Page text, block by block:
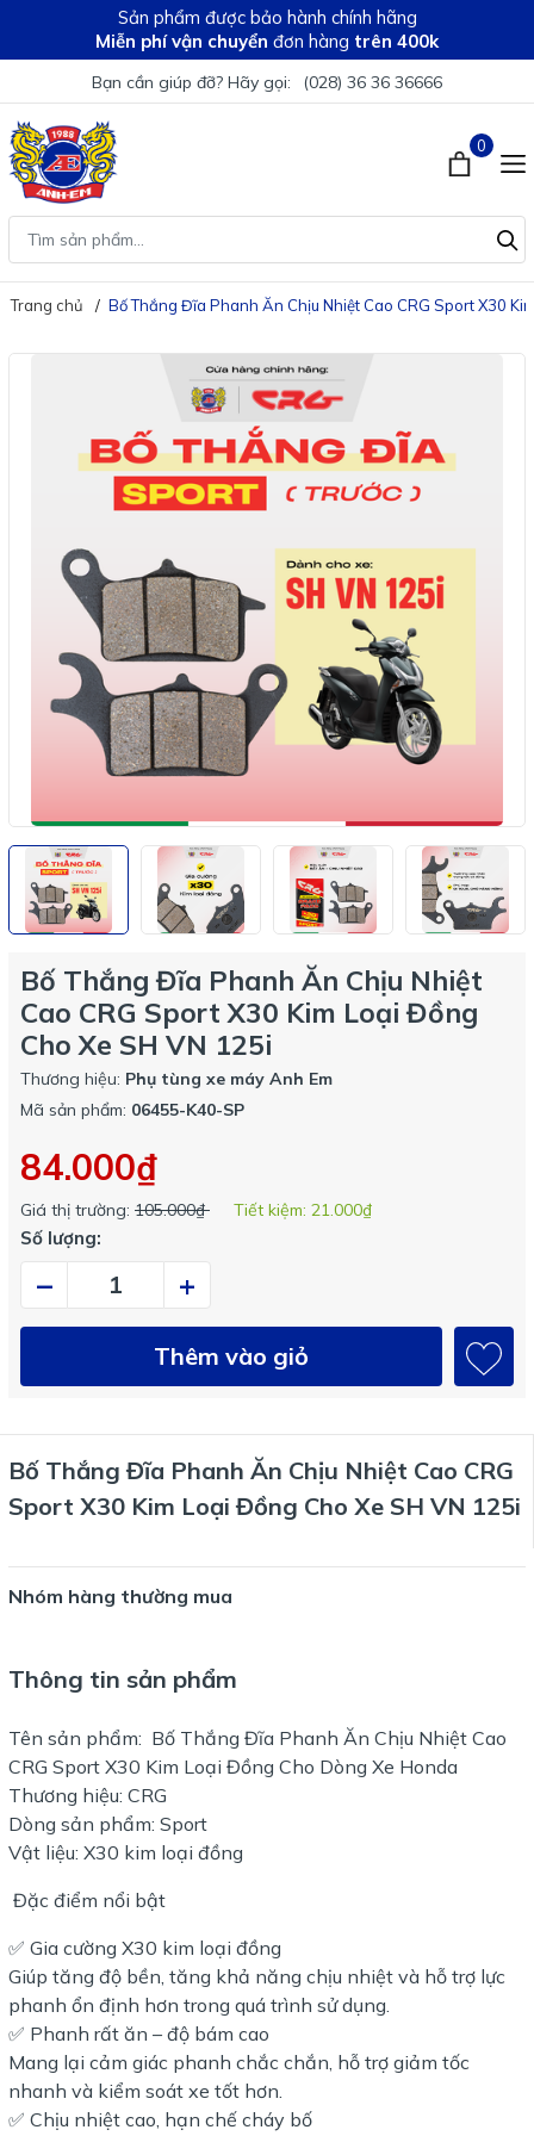
Sản phẩm được bảo hành chính hãng
Miễn phí vận chuyển đơn hàng trên 400k
Bạn cần giúp đỡ? Hãy gọi: (028) 36 36 36666
0
Trang chủ Bố Thắng Đĩa Phanh Ăn Chịu Nhiệt Cao CRG Sport X30
Bố Thắng Đĩa Phanh Ăn Chịu Nhiệt
Cao CRG Sport X30 Kim Loại Đồng
Cho Xe SH VN 125i
Thương hiệu: Phụ tùng xe máy Anh Em
Mã sản phẩm: 06455-K40-SP
84.000₫
Giá thị trường: 105.000₫ Tiết kiệm: 21.000₫
Số lượng:
– +
Thêm vào giỏ
Bố Thắng Đĩa Phanh Ăn Chịu Nhiệt Cao CRG
Sport X30 Kim Loại Đồng Cho Xe SH VN 125i
Nhóm hàng thường mua
Thông tin sản phẩm
Tên sản phẩm: Bố Thắng Đĩa Phanh Ăn Chịu Nhiệt Cao
CRG Sport X30 Kim Loại Đồng Cho Dòng Xe Honda
Thương hiệu: CRG
Dòng sản phẩm: Sport
Vật liệu: X30 kim loại đồng
Đặc điểm nổi bật
✅ Gia cường X30 kim loại đồng
Giúp tăng độ bền, tăng khả năng chịu nhiệt và hỗ trợ lực
phanh ổn định hơn trong quá trình sử dụng.
✅ Phanh rất ăn – độ bám cao
Mang lại cảm giác phanh chắc chắn, hỗ trợ giảm tốc
nhanh và kiểm soát xe tốt hơn.
✅ Chịu nhiệt cao, hạn chế cháy bố